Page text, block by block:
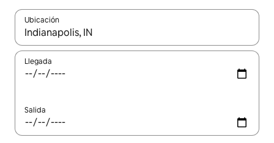
Ubicación
Cuando los resultados estén disponibles, navega con las
Llegada
Salida